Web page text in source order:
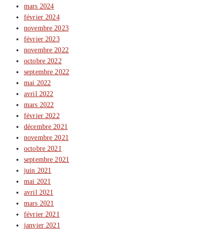
mars 2024
février 2024
novembre 2023
février 2023
novembre 2022
octobre 2022
septembre 2022
mai 2022
avril 2022
mars 2022
février 2022
décembre 2021
novembre 2021
octobre 2021
septembre 2021
juin 2021
mai 2021
avril 2021
mars 2021
février 2021
janvier 2021